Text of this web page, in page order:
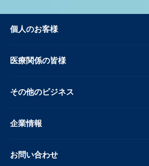
個人のお客様
医療関係の皆様
その他のビジネス
企業情報
お問い合わせ